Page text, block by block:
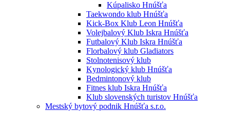
Kúpalisko Hnúšťa
Taekwondo klub Hnúšťa
Kick-Box Klub Leon Hnúšťa
Volejbalový Klub Iskra Hnúšťa
Futbalový Klub Iskra Hnúšťa
Florbalový klub Gladiators
Stolnotenisový klub
Kynologický klub Hnúšťa
Bedmintonový klub
Fitnes klub Iskra Hnúšťa
Klub slovenských turistov Hnúšťa
Mestský bytový podnik Hnúšťa s.r.o.